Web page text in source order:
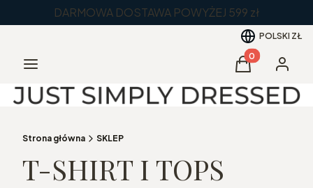
DARMOWA DOSTAWA POWYŻEJ 599 zł
POLSKI ZŁ
Menu Produkty w
Koszyk
Strona główna SKLEP
T-SHIRT I TOPS